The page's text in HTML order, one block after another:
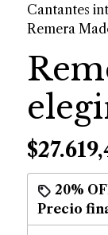
Cantantes
Remera
20%
Precio